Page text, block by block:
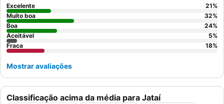
confortável, os hóspedes são aconselhados a solicitar quartos
com ar condicionado atualizado e a confirmar todas as tarifas
no check-in para evitar discrepâncias.
Classificação acima da média para Jataí
Excelente 21%
Muito boa
32%
Boa
24%
Aceitável
5%
Fraca
18%
Mostrar avaliações